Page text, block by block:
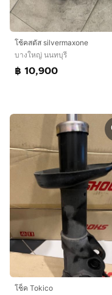
โช้คสตัส silvermaxone
บางใหญ่ นนทบุรี
฿ 10,900
โช็ค Tokico